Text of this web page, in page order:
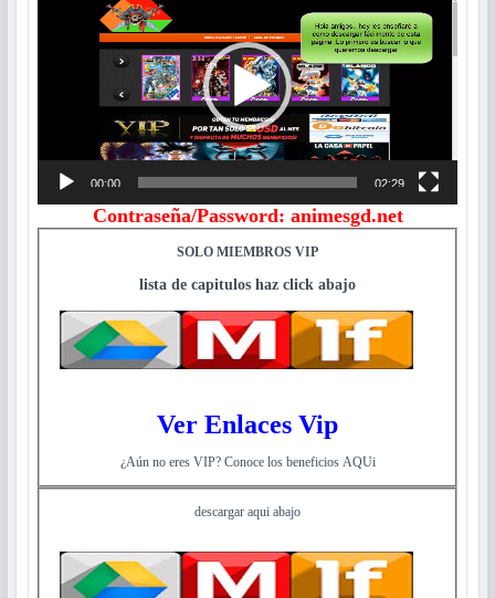
00:00 02:29
Contraseña/Password: animesgd.net
SOLO MIEMBROS VIP
lista de capitulos haz click abajo
Ver Enlaces Vip
¿Aún no eres VIP? Conoce los beneficios AQUi
descargar aqui abajo